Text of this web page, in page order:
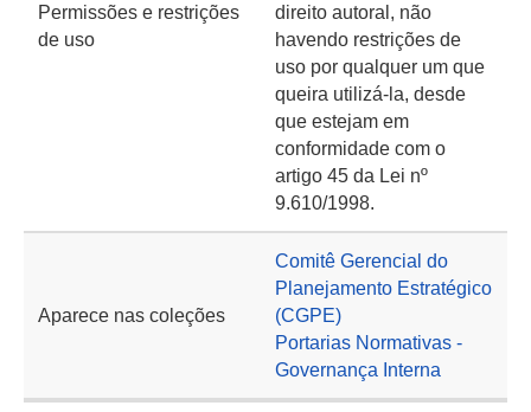
Permissões e restrições
de uso
direito autoral, não
havendo restrições de
uso por qualquer um que
queira utilizá-la, desde
que estejam em
conformidade com o
artigo 45 da Lei nº
9.610/1998.
Aparece nas coleções
Comitê Gerencial do
Planejamento Estratégico
(CGPE)
Portarias Normativas -
Governança Interna